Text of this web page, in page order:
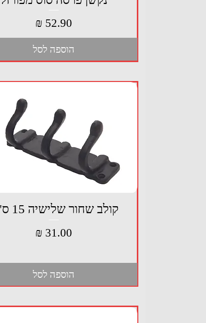
מחיר
הוספה לסל
תצוגה מהירה
קולב שחור שלישיה 15 ס"מ
מחיר
הוספה לסל